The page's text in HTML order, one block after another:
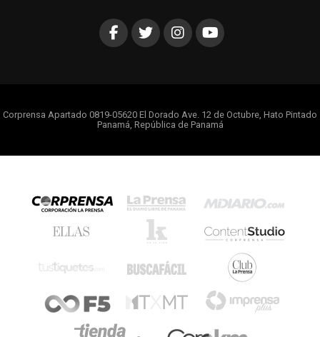
Corprensa Apartado 0819-05620 El Dorado Ave. 12 de Octubre, Hato Pintado
Panamá, República de Panamá